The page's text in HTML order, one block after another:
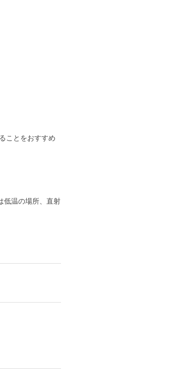
ことをおすすめ
低温の場所、直射